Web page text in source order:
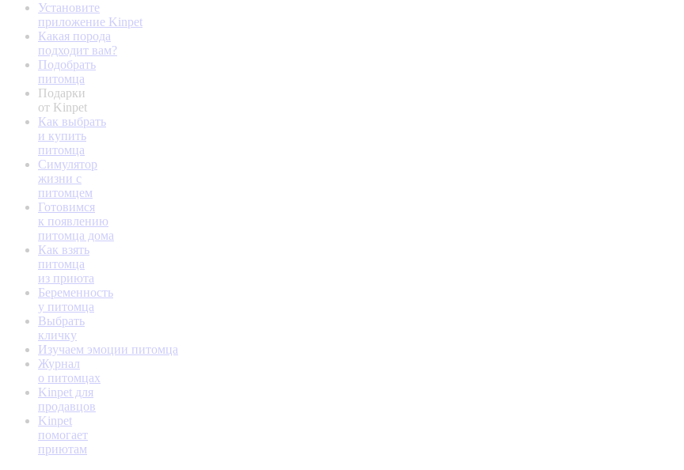
Установите
приложение Kinpet
Какая порода
подходит вам?
Подобрать
питомца
Подарки
от Kinpet
Как выбрать
и купить
питомца
Симулятор
жизни с
питомцем
Готовимся
к появлению
питомца дома
Как взять
питомца
из приюта
Беременность
у питомца
Выбрать
кличку
Изучаем эмоции питомца
Журнал
о питомцах
Kinpet для
продавцов
Kinpet
помогает
приютам